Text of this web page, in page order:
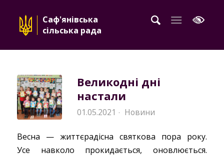
Саф'янівська
сільська рада
Великодні дні
настали
01.05.2021 · Новини
Весна — життєрадісна святкова пора року.
Усе навколо прокидається, оновлюється.